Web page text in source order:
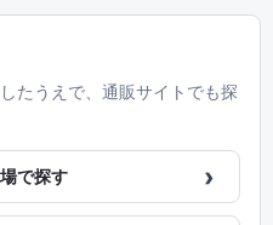
たうえで、通販サイトでも探
で探す ›